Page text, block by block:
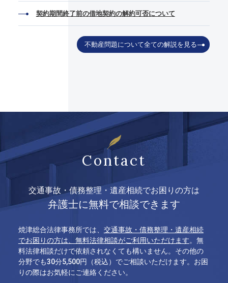
契約期間終了前の借地契約の解約可否について
不動産問題について全ての解説を見る
Contact
交通事故・債務整理・遺産相続でお困りの方は
弁護士に無料で相談できます
焼津総合法律事務所では、 交通事故・債務整理・遺産相続
でお困りの方は、無料法律相談がご利用いただけます。無
料法律相談だけで依頼されなくても構いません。その他の
分野でも30分5,500円（税込）でご相談いただけます。お困
りの際はお気軽にご連絡ください。